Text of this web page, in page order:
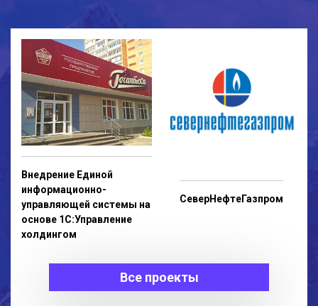
Внедрение Единой
информационно-
управляющей системы на
основе 1С:Управление
холдингом
СеверНефтеГазпром
Все проекты